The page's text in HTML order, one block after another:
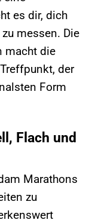
es dir, dich
messen. Die
macht die
der
Form
Flach und
Marathons
zu